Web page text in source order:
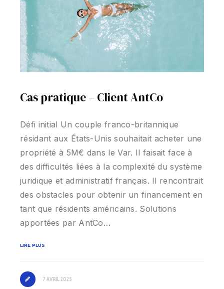
Cas pratique – Client AntCo
Défi initial Un couple franco-britannique
résidant aux États-Unis souhaitait acheter une
propriété à 5M€ dans le Var. Il faisait face à
des difficultés liées à la complexité du système
juridique et administratif français. Il rencontrait
des obstacles pour obtenir un financement en
tant que résidents américains. Solutions
apportées par AntCo…
LIRE PLUS
7 AVRIL 2025